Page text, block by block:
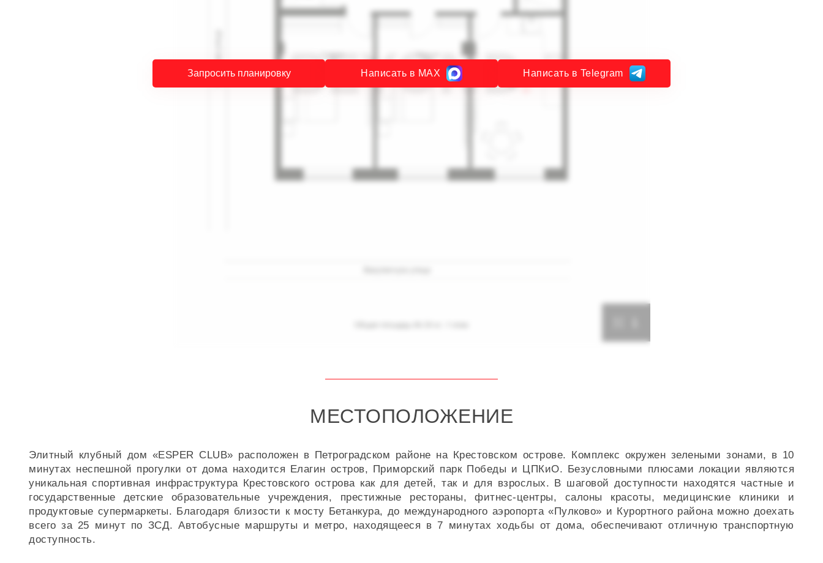
Запросить планировку Написать в MAX Написать в Telegram
МЕСТОПОЛОЖЕНИЕ
Элитный клубный дом «ESPER CLUB» расположен в Петроградском районе на Крестовском острове. Комплекс окружен зелеными зонами, в 10
минутах неспешной прогулки от дома находится Елагин остров, Приморский парк Победы и ЦПКиО. Безусловными плюсами локации являются
уникальная спортивная инфраструктура Крестовского острова как для детей, так и для взрослых. В шаговой доступности находятся частные и
государственные детские образовательные учреждения, престижные рестораны, фитнес-центры, салоны красоты, медицинские клиники и
продуктовые супермаркеты. Благодаря близости к мосту Бетанкура, до международного аэропорта «Пулково» и Курортного района можно доехать
всего за 25 минут по ЗСД. Автобусные маршруты и метро, находящееся в 7 минутах ходьбы от дома, обеспечивают отличную транспортную
доступность.